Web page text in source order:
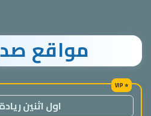
مواقع
اول اثنين